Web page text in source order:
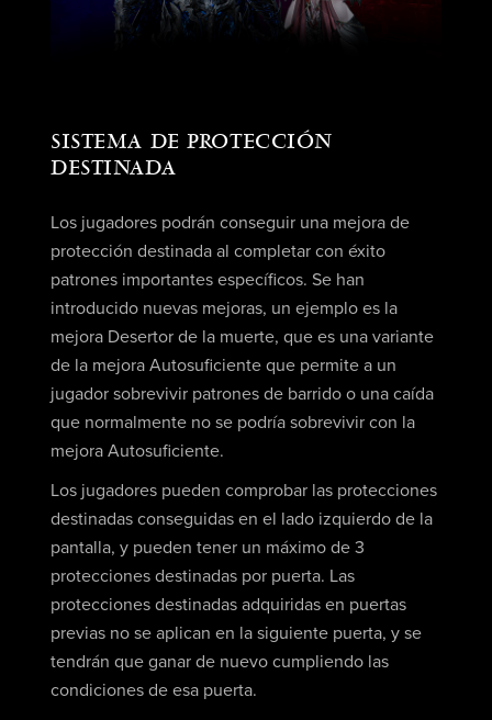
SISTEMA DE PROTECCIÓN
DESTINADA
Los jugadores podrán conseguir una mejora de
protección destinada al completar con éxito
patrones importantes específicos. Se han
introducido nuevas mejoras, un ejemplo es la
mejora Desertor de la muerte, que es una variante
de la mejora Autosuficiente que permite a un
jugador sobrevivir patrones de barrido o una caída
que normalmente no se podría sobrevivir con la
mejora Autosuficiente.
Los jugadores pueden comprobar las protecciones
destinadas conseguidas en el lado izquierdo de la
pantalla, y pueden tener un máximo de 3
protecciones destinadas por puerta. Las
protecciones destinadas adquiridas en puertas
previas no se aplican en la siguiente puerta, y se
tendrán que ganar de nuevo cumpliendo las
condiciones de esa puerta.